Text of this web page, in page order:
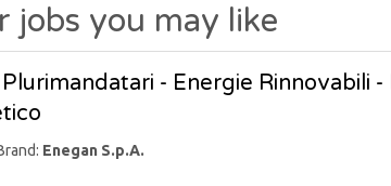
jobs you may like
- Energie Rinnovabili
Enegan S.p.A.